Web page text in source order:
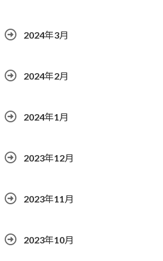
2024年3月
2024年2月
2024年1月
2023年12月
2023年11月
2023年10月